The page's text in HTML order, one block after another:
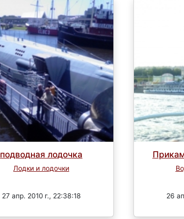
подводная лодочка
Лодки и лодочки
27 апр. 2010 г., 22:38:18 26